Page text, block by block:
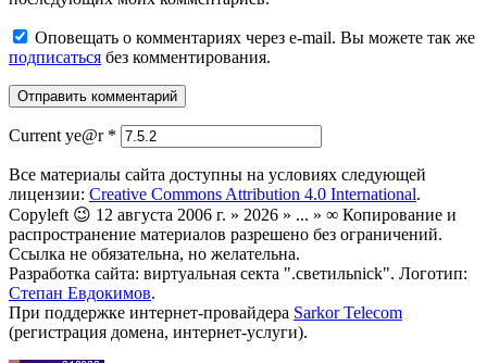
Оповещать о комментариях через e-mail. Вы можете так же
подписаться без комментирования.
Current ye@r *
Все материалы сайта доступны на условиях следующей
лицензии: Creative Commons Attribution 4.0 International.
Copyleft 😉 12 августа 2006 г. » 2026 » ... » ∞ Копирование и
распространение материалов разрешено без ограничений.
Ссылка не обязательна, но желательна.
Разработка сайта: виртуальная секта ".светильnick". Логотип:
Степан Евдокимов.
При поддержке интернет-провайдера Sarkor Telecom
(регистрация домена, интернет-услуги).